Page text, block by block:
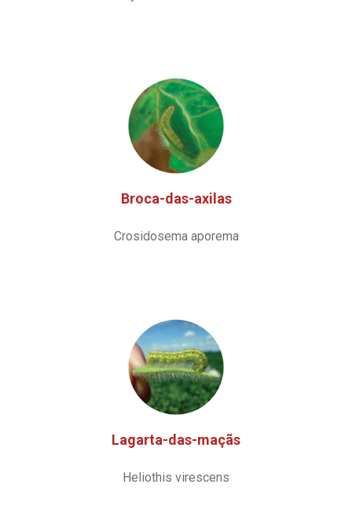
Broca-das-axilas
Crosidosema aporema
Lagarta-das-maçãs
Heliothis virescens